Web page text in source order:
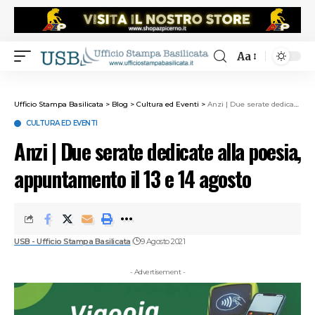
Aa
Ufficio Stampa Basilicata > Blog > Cultura ed Eventi > Anzi | Due serate dedicate alla poesia, appuntamento il 13 e 14 agosto
CULTURA ED EVENTI
Anzi | Due serate dedicate alla poesia,
appuntamento il 13 e 14 agosto
USB - Ufficio Stampa Basilicata 9 Agosto 2021
- Advertisement -